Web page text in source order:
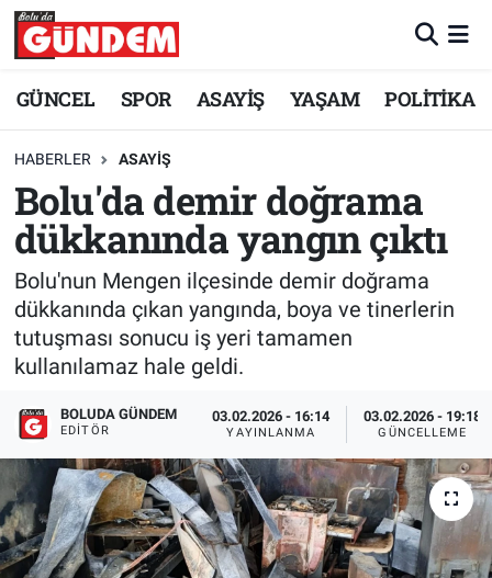
GÜNCEL SPOR ASAYİŞ YAŞAM POLİTİKA
HABERLER ASAYİŞ
Bolu'da demir doğrama
dükkanında yangın çıktı
Bolu'nun Mengen ilçesinde demir doğrama
dükkanında çıkan yangında, boya ve tinerlerin
tutuşması sonucu iş yeri tamamen
kullanılamaz hale geldi.
BOLUDA GÜNDEM
EDITÖR
03.02.2026 - 16:14
YAYINLANMA
03.02.2026 - 19:18
GÜNCELLEME
Merkez Nöbetçi Eczaneler
Merkez Trafik Yoğunluk Haritası
Süper Lig Puan Durumu ve Fikstür
Tüm Manşetler
Son Dakika Haberleri
Haber Arşivi